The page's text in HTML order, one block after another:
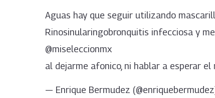
Aguas hay que seguir utilizando
Rinosinularingobronquitis infecciosa y
@miseleccionmx
al dejarme afonico, ni hablar a esperar el
— Enrique Bermudez